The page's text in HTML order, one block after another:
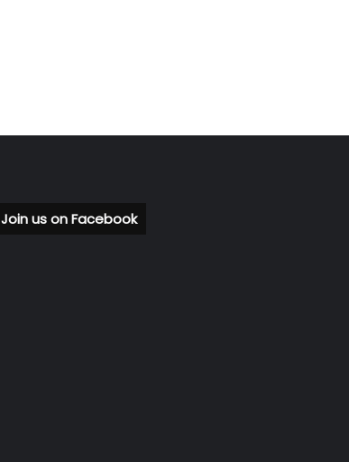
Join us on Facebook